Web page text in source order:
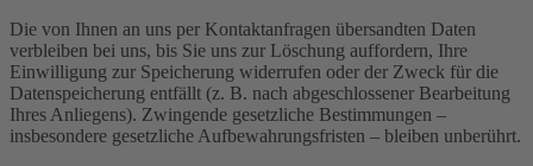
Die von Ihnen an uns per Kontaktanfragen übersandten Daten
verbleiben bei uns, bis Sie uns zur Löschung auffordern, Ihre
Einwilligung zur Speicherung widerrufen oder der Zweck für die
Datenspeicherung entfällt (z. B. nach abgeschlossener Bearbeitung
Ihres Anliegens). Zwingende gesetzliche Bestimmungen –
insbesondere gesetzliche Aufbewahrungsfristen – bleiben unberührt.